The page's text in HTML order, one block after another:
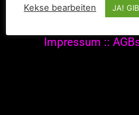
© 2020-2021 The
Impressum ::
Kekse bearbeiten JA!